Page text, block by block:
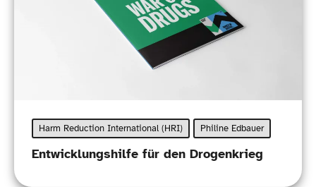
Harm Reduction International (HRI) Philine Edbauer
Entwicklungshilfe für den Drogenkrieg